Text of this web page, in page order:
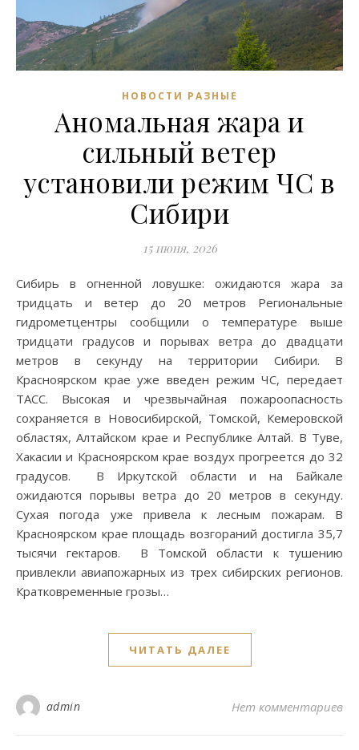
НОВОСТИ РАЗНЫЕ
Аномальная жара и
сильный ветер
установили режим ЧС в
Сибири
15 июня, 2026
Сибирь в огненной ловушке: ожидаются жара за
тридцать и ветер до 20 метров Региональные
гидрометцентры сообщили о температуре выше
тридцати градусов и порывах ветра до двадцати
метров в секунду на территории Сибири. В
Красноярском крае уже введен режим ЧС, передает
ТАСС. Высокая и чрезвычайная пожароопасность
сохраняется в Новосибирской, Томской, Кемеровской
областях, Алтайском крае и Республике Алтай. В Туве,
Хакасии и Красноярском крае воздух прогреется до 32
градусов. В Иркутской области и на Байкале
ожидаются порывы ветра до 20 метров в секунду.
Сухая погода уже привела к лесным пожарам. В
Красноярском крае площадь возгораний достигла 35,7
тысячи гектаров. В Томской области к тушению
привлекли авиапожарных из трех сибирских регионов.
Кратковременные грозы…
ЧИТАТЬ ДАЛЕЕ
admin Нет комментариев